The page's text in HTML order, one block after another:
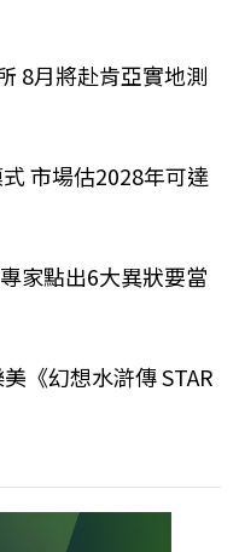
8月將赴肯亞實地測
市場估2028年可達
家點出6大異狀要當
《幻想水滸傳 STAR